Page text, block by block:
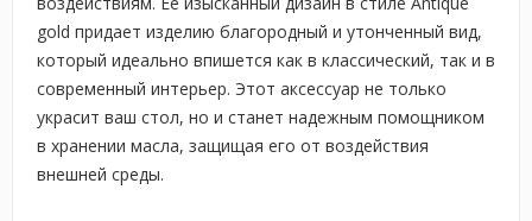
gold придает изделию благородный и утонченный вид,
который идеально впишется как в классический, так и в
современный интерьер. Этот аксессуар не только
украсит ваш стол, но и станет надежным помощником
в хранении масла, защищая его от воздействия
внешней среды.